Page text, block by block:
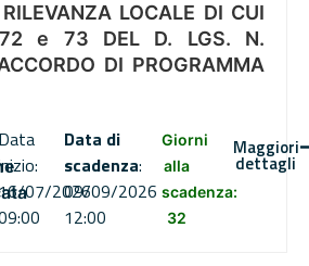
LOCALE DI CUI
e 73 DEL D. LGS. N.
DI PROGRAMMA
Data
07/2026
Data di
scadenza:
09/09/2026
12:00
Giorni
alla
scadenza:
32
Maggiori
dettagli